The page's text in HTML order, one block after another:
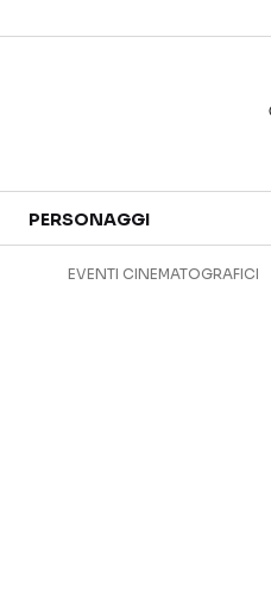
CURIOSITÀ
PERSONAGGI
EVENTI CINEMATOGRAFICI